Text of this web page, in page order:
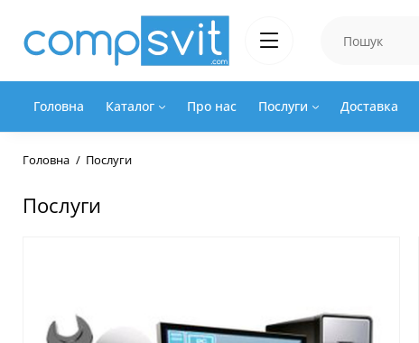
Головна Каталог Про нас Послуги Доставка
Головна Послуги
Послуги